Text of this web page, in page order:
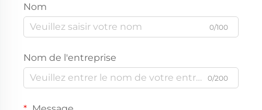
Nom
0/100
Nom de l'entreprise
0/200